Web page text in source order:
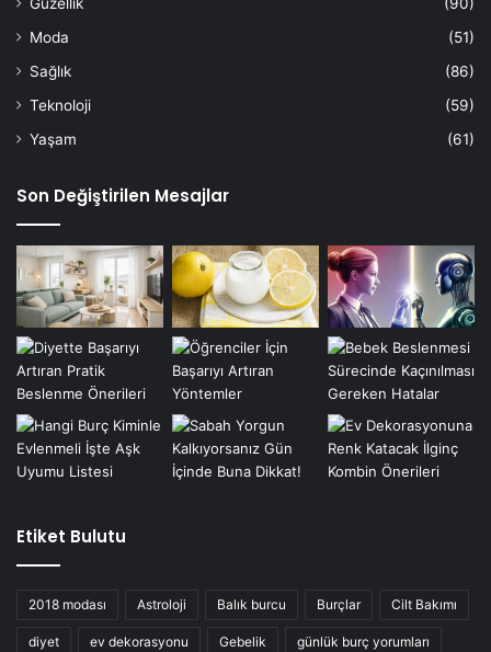
Moda
(51)
Sağlık
(86)
Teknoloji
(59)
Yaşam
(61)
Son Değiştirilen Mesajlar
Etiket Bulutu
2018 modası Astroloji Balık burcu Burçlar Cilt Bakımı
diyet ev dekorasyonu Gebelik günlük burç yorumları